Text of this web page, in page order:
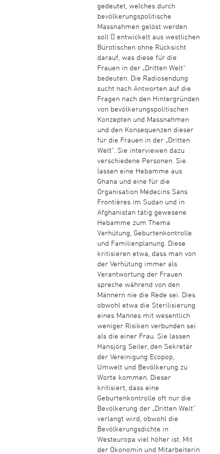
gedeutet, welches durch
bevölkerungspolitische
Massnahmen gelöst werden
soll  entwickelt aus westlichen
Bürotischen ohne Rücksicht
darauf, was diese für die
Frauen in der „Dritten Welt“
bedeuten. Die Radiosendung
sucht nach Antworten auf die
Fragen nach den Hintergründen
von bevölkerungspolitischen
Konzepten und Massnahmen
und den Konsequenzen dieser
für die Frauen in der „Dritten
Welt“. Sie interviewen dazu
verschiedene Personen. Sie
lassen eine Hebamme aus
Ghana und eine für die
Organisation Médecins Sans
Frontières im Sudan und in
Afghanistan tätig gewesene
Hebamme zum Thema
Verhütung, Geburtenkontrolle
und Familienplanung. Diese
kritisieren etwa, dass man von
der Verhütung immer als
Verantwortung der Frauen
spreche während von den
Männern nie die Rede sei. Dies
obwohl etwa die Sterilisierung
eines Mannes mit wesentlich
weniger Risiken verbunden sei
als die einer Frau. Sie lassen
Hansjörg Seiler, den Sekretär
der Vereinigung Ecopop,
Umwelt und Bevölkerung zu
Worte kommen. Dieser
kritisiert, dass eine
Geburtenkontrolle oft nur die
Bevölkerung der „Dritten Welt“
verlangt wird, obwohl die
Bevölkerungsdichte in
Westeuropa viel höher ist. Mit
der Ökonomin und Mitarbeiterin